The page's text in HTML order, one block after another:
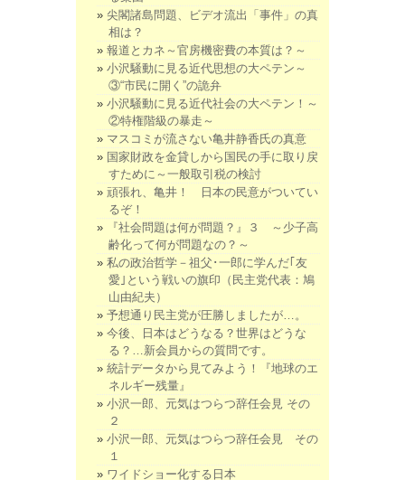
尖閣諸島問題、ビデオ流出「事件」の真
相は？
報道とカネ～官房機密費の本質は？～
小沢騒動に見る近代思想の大ペテン～
③“市民に開く”の詭弁
小沢騒動に見る近代社会の大ペテン！～
②特権階級の暴走～
マスコミが流さない亀井静香氏の真意
国家財政を金貸しから国民の手に取り戻
すために～一般取引税の検討
頑張れ、亀井！ 日本の民意がついてい
るぞ！
『社会問題は何が問題？』３ ～少子高
齢化って何が問題なの？～
私の政治哲学－祖父･一郎に学んだ｢友
愛｣という戦いの旗印（民主党代表：鳩
山由紀夫）
予想通り民主党が圧勝しましたが…。
今後、日本はどうなる？世界はどうな
る？…新会員からの質問です。
統計データから見てみよう！『地球のエ
ネルギー残量』
小沢一郎、元気はつらつ辞任会見 その
２
小沢一郎、元気はつらつ辞任会見 その
１
ワイドショー化する日本